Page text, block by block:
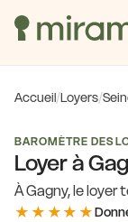
Accueil/Loyers/
BAROMÈTRE DES
Loyer à
À Gagny, le loyer
★★★★★